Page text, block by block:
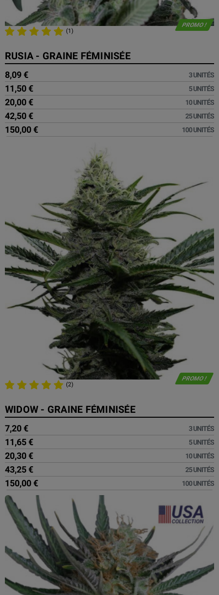
PROMO !
(1)
RUSIA - GRAINE FÉMINISÉE
8,09 € 3 UNITÉS
11,50 € 5 UNITÉS
20,00 € 10 UNITÉS
42,50 € 25 UNITÉS
150,00 € 100 UNITÉS
PROMO !
(2)
WIDOW - GRAINE FÉMINISÉE
7,20 € 3 UNITÉS
11,65 € 5 UNITÉS
20,30 € 10 UNITÉS
43,25 € 25 UNITÉS
150,00 € 100 UNITÉS